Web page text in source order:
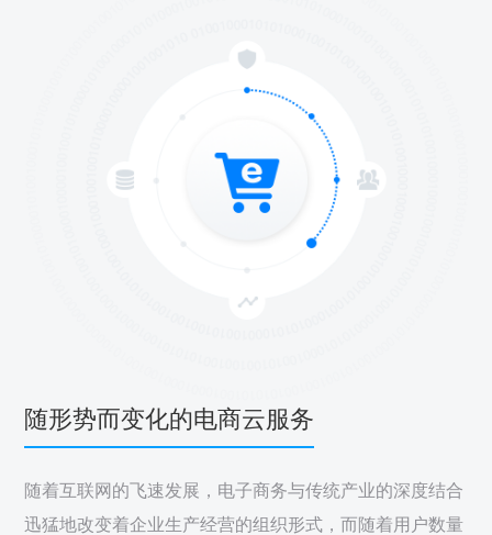
随形势而变化的电商云服务
随着互联网的飞速发展，电子商务与传统产业的深度结合
迅猛地改变着企业生产经营的组织形式，而随着用户数量